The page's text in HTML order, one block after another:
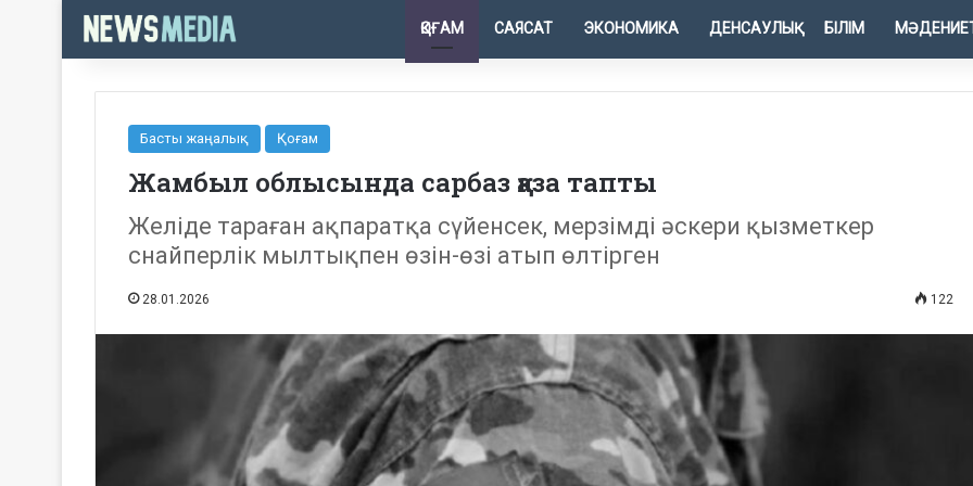
ҚОҒАМ САЯСАТ ЭКОНОМИКА ДЕНСАУЛЫҚ БІЛІМ
Басты жаңалық Қоғам
Жамбыл облысында сарбаз қаза тапты
Желіде тараған ақпаратқа сүйенсек, мерзімді әскери қызметкер
снайперлік мылтықпен өзін-өзі атып өлтірген
28.01.2026 122